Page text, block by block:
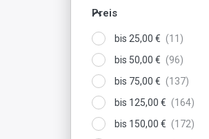
Preis
bis 25,00 €
bis 50,00 €
bis 75,00 €
bis 125,00 €
bis 150,00 €